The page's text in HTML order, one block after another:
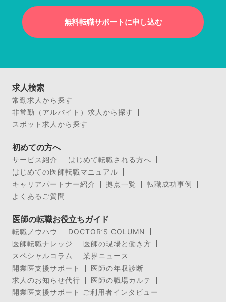
無料転職サポートに申し込む
求人検索
常勤求人から探す
非常勤（アルバイト）求人から探す
スポット求人から探す
初めての方へ
サービス紹介
はじめて転職される方へ
はじめての医師転職マニュアル
キャリアパートナー紹介
拠点一覧
転職成功事例
よくあるご質問
医師の転職お役立ちガイド
転職ノウハウ
DOCTOR’S COLUMN
医師転職ナレッジ
医師の現場と働き方
スペシャルコラム
業界ニュース
開業医支援サポート
医師の年収診断
求人のお知らせ代行
医師の職場カルテ
開業医支援サポート ご利用者インタビュー